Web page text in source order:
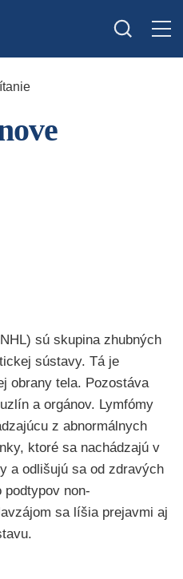
sú skupina zhubných
sústavy. Tá je
obrany tela. Pozostáva
a orgánov. Lymfómy
z abnormálnych
ktoré sa nachádzajú v
a odlišujú sa od zdravých
non-
sa líšia prejavmi aj